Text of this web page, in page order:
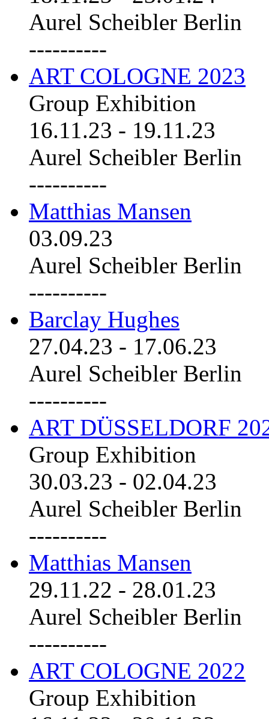
Aurel Scheibler Berlin
----------
ART COLOGNE 2023
Group Exhibition
16.11.23 - 19.11.23
Aurel Scheibler Berlin
----------
Matthias Mansen
03.09.23
Aurel Scheibler Berlin
----------
Barclay Hughes
27.04.23 - 17.06.23
Aurel Scheibler Berlin
----------
ART DÜSSELDORF
Group Exhibition
30.03.23 - 02.04.23
Aurel Scheibler Berlin
----------
Matthias Mansen
29.11.22 - 28.01.23
Aurel Scheibler Berlin
----------
ART COLOGNE 2022
Group Exhibition